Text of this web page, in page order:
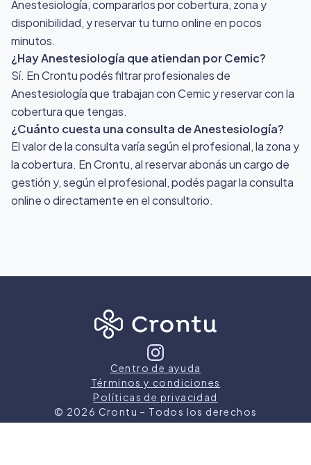
Anestesiología, compararlos por cobertura, zona y
disponibilidad, y reservar tu turno online en pocos
minutos.
¿Hay Anestesiología que atiendan por Cemic?
Sí. En Crontu podés filtrar profesionales de
Anestesiología que trabajan con Cemic y reservar con la
cobertura que tengas.
¿Cuánto cuesta una consulta de Anestesiología?
El valor de la consulta varía según el profesional, la zona y
la cobertura. En Crontu, al reservar abonás un cargo de
gestión y, según el profesional, podés pagar la consulta
online o directamente en el consultorio.
Centro de ayuda
Términos y condiciones
Políticas de privacidad
© 2026 Crontu – Todos los derechos
reservados